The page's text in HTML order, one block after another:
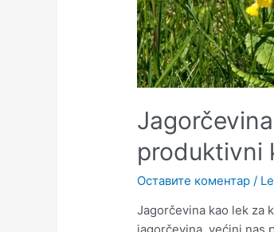
produktivni
Оставите коментар /
Jagorčevina kao lek za